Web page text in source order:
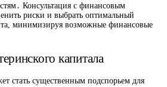
Консультация с финансовым
риски и выбрать оптимальный
минимизируя возможные финансовые
капитала
стать существенным подспорьем для